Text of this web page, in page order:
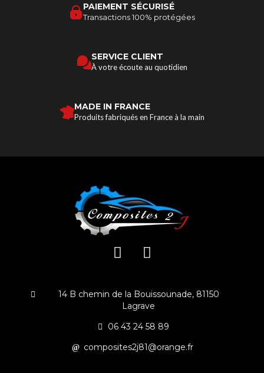
PAIEMENT SÉCURISÉ
Transactions 100% protégées
SERVICE CLIENT
À votre écoute au quotidien
MADE IN FRANCE
Produits fabriqués en France à la main
14 B chemin de la Bouissounade, 81150
Lagrave
06 43 24 58 89
composites2j81@orange.fr